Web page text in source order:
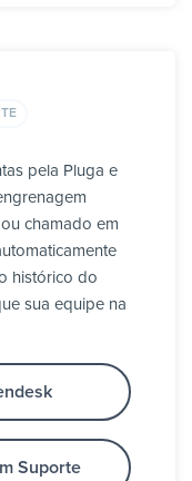
pela Pluga e
chamado em
histórico do
sua equipe na
Suporte